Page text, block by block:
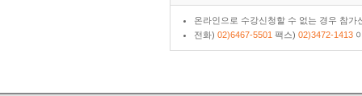
온라인으로 수강신청할 수 없는 경우 참
전화) 02)6467-5501 팩스) 02)3472-1413